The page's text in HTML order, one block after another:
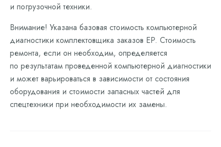
и погрузочной техники.
Внимание! Указана базовая стоимость компьютерной
диагностики комплектовщика заказов EP. Стоимость
ремонта, если он необходим, определяется
по результатам проведенной компьютерной диагностики
и может варьироваться в зависимости от состояния
оборудования и стоимости запасных частей для
спецтехники при необходимости их замены.